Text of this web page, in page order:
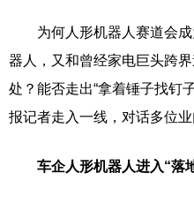
为何人形机器人赛道会成
器人，又和曾经家电巨头跨
处？能否走出“拿着锤子找钉
报记者走入一线，对话多位业
车企人形机器人进入“落